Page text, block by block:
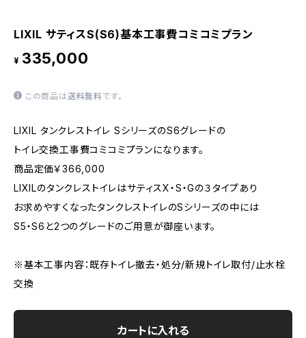
LIXIL サティスS(S6)基本工事費コミコミプラン
¥ 335,000
この商品は送料無料です。
LIXIL タンクレストイレ SシリーズのS6グレードの
トイレ交換工事費コミコミプランになります。
商品定価￥366,000
LIXILのタンクレストイレはサティスX・S・Gの３タイプあり
お求めやすくなったタンクレストイレのSシリーズの中には
S5・S6と2つのグレードのご用意が御座います。
※基本工事内容：既存トイレ撤去・処分/新規トイレ取付/止水栓
交換
カートに入れる